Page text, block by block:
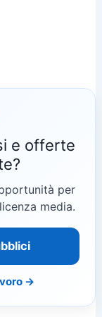
e offerte
per
media.
→